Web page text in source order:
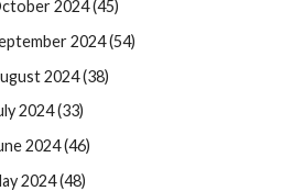
2024 (45)
2024 (54)
2024 (38)
2024 (33)
2024 (46)
2024 (48)